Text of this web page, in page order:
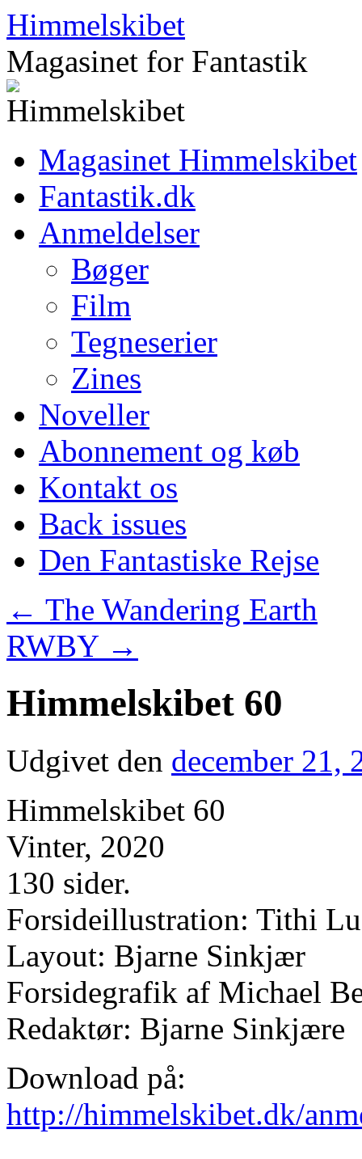
Hop
til
indhold
Himmelskibet
Magasinet for Fantastik
Magasinet Himmelskibet
Fantastik.dk
Anmeldelser
Bøger
Film
Tegneserier
Zines
Noveller
Abonnement og køb
Kontakt os
Back issues
Den Fantastiske Rejse
← The Wandering Earth
RWBY →
Himmelskibet 60
Udgivet den december 21,
Himmelskibet 60
Vinter, 2020
130 sider.
Forsideillustration: Tithi
Layout: Bjarne Sinkjær
Forsidegrafik af Michael
Redaktør: Bjarne Sinkjære
Download på:
http://himmelskibet.dk/